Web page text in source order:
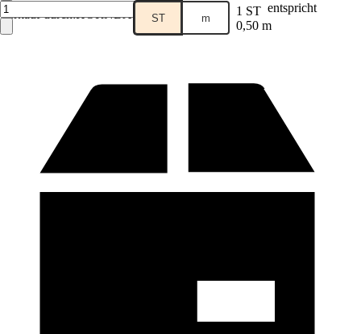
Verkauf durch:HORNBACH ST m 1 ST entspricht
0,50 m